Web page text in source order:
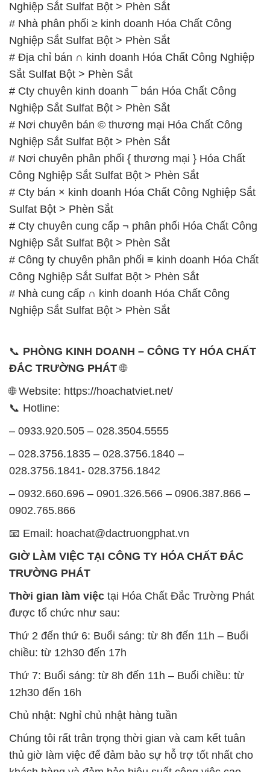
Nghiệp Sắt Sulfat Bột > Phèn Sắt
# Nhà phân phối ≥ kinh doanh Hóa Chất Công
Nghiệp Sắt Sulfat Bột > Phèn Sắt
# Địa chỉ bán ∩ kinh doanh Hóa Chất Công Nghiệp
Sắt Sulfat Bột > Phèn Sắt
# Cty chuyên kinh doanh ¯ bán Hóa Chất Công
Nghiệp Sắt Sulfat Bột > Phèn Sắt
# Nơi chuyên bán © thương mại Hóa Chất Công
Nghiệp Sắt Sulfat Bột > Phèn Sắt
# Nơi chuyên phân phối { thương mại } Hóa Chất
Công Nghiệp Sắt Sulfat Bột > Phèn Sắt
# Cty bán × kinh doanh Hóa Chất Công Nghiệp Sắt
Sulfat Bột > Phèn Sắt
# Cty chuyên cung cấp ¬ phân phối Hóa Chất Công
Nghiệp Sắt Sulfat Bột > Phèn Sắt
# Công ty chuyên phân phối ≡ kinh doanh Hóa Chất
Công Nghiệp Sắt Sulfat Bột > Phèn Sắt
# Nhà cung cấp ∩ kinh doanh Hóa Chất Công
Nghiệp Sắt Sulfat Bột > Phèn Sắt
📞 PHÒNG KINH DOANH – CÔNG TY HÓA CHẤT
ĐẮC TRƯỜNG PHÁT🌐
🌐 Website: https://hoachatviet.net/
📞 Hotline:
– 0933.920.505 – 028.3504.5555
– 028.3756.1835 – 028.3756.1840 –
028.3756.1841- 028.3756.1842
– 0932.660.696 – 0901.326.566 – 0906.387.866 –
0902.765.866
📧 Email: hoachat@dactruongphat.vn
GIỜ LÀM VIỆC TẠI CÔNG TY HÓA CHẤT ĐẮC
TRƯỜNG PHÁT
Thời gian làm việc tại Hóa Chất Đắc Trường Phát
được tổ chức như sau:
Thứ 2 đến thứ 6: Buổi sáng: từ 8h đến 11h – Buổi
chiều: từ 12h30 đến 17h
Thứ 7: Buổi sáng: từ 8h đến 11h – Buổi chiều: từ
12h30 đến 16h
Chủ nhật: Nghỉ chủ nhật hàng tuần
Chúng tôi rất trân trọng thời gian và cam kết tuân
thủ giờ làm việc để đảm bảo sự hỗ trợ tốt nhất cho